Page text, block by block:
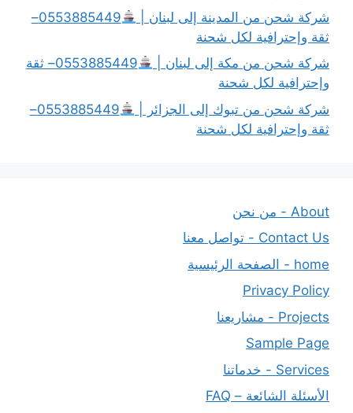
شركة شحن من المدينة إلى لبنان |
0553885449–
ثقة وإحترافية لكل شحنة
شركة شحن من مكة إلى لبنان |
0553885449– ثقة
وإحترافية لكل شحنة
شركة شحن من تبوك إلى الجزائر |
0553885449–
ثقة وإحترافية لكل شحنة
About - من نحن
Contact Us - تواصل معنا
home - الصفحة الرئيسية
Privacy Policy
Projects - مشاريعنا
Sample Page
Services - خدماتنا
الأسئلة الشائعة – FAQ